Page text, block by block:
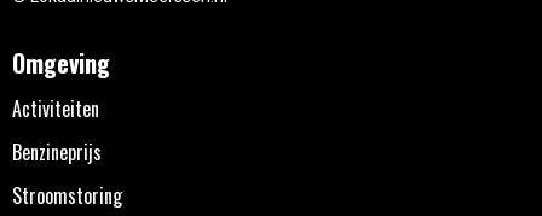
Omgeving
Activiteiten
Benzineprijs
Stroomstoring